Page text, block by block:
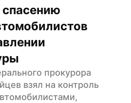
прокурора
взял на контроль